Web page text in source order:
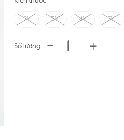
2Y 3Y 4Y 5Y
Số lượng: - +